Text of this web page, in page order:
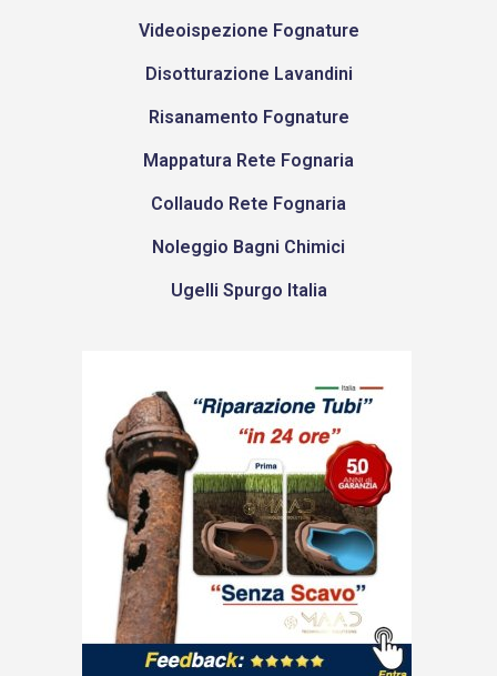
Videoispezione Fognature
Disotturazione Lavandini
Risanamento Fognature
Mappatura Rete Fognaria
Collaudo Rete Fognaria
Noleggio Bagni Chimici
Ugelli Spurgo Italia